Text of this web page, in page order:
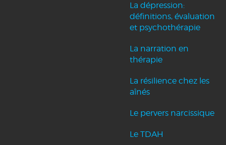
La dépression:
définitions, évaluation
et psychothérapie
La narration en
thérapie
La résilience chez les
aînés
Le pervers narcissique
Le TDAH